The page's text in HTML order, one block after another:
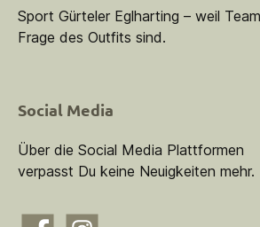
Sport Gürteler Eglharting – weil
Frage des Outfits sind.
Social Media
Über die Social Media Plattformen
verpasst Du keine Neuigkeiten mehr.